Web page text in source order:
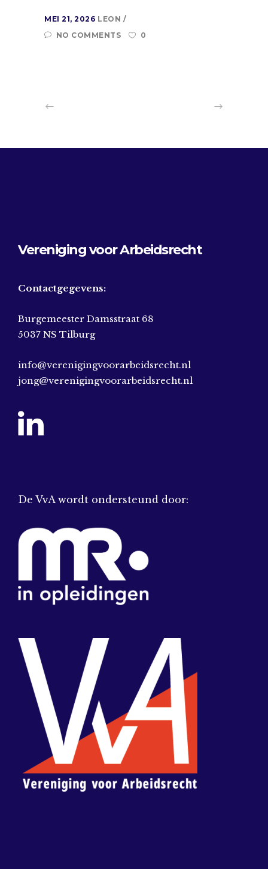
MEI 21, 2026 LEON
NO COMMENTS
0
Vereniging voor Arbeidsrecht
Contactgegevens:
Burgemeester Damsstraat 68
5037 NS Tilburg
info@verenigingvoorarbeidsrecht.nl
jong@verenigingvoorarbeidsrecht.nl
De VvA wordt ondersteund door: